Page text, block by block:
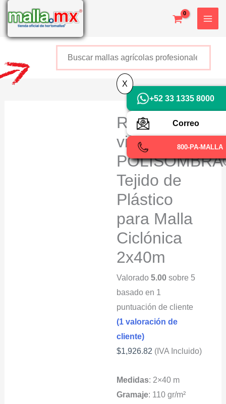
contenido
Rompe
vientos
Tejido de
Plástico
para Malla
Ciclónica
2x40m
Valorado5.00 sobre 5
basado en 1
puntuación de cliente
(1 valoración de
cliente)
$1,926.82 (IVA Incluido)
Medidas: 2×40 m
Gramaje: 110 gr/m²
+52 800 726 2552
+52 33 1335 8000
Correo
800-PA-MALLA
X